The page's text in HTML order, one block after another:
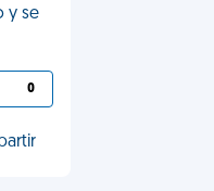
y se
0